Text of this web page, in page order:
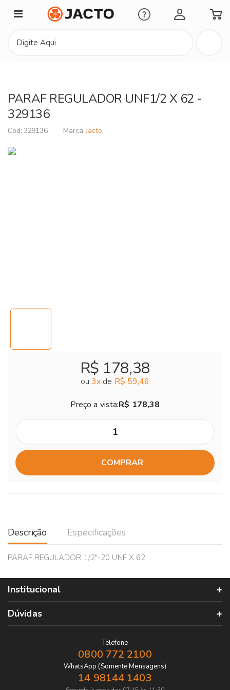
Minha Conta
PARAF REGULADOR UNF1/2 X 62 -
329136
329136 Jacto
R$ 178,38
ou 3x de R$ 59,46
Preço a vista:R$ 178,38
COMPRAR
Descrição Especificações
PARAF.REGULADOR 1/2"-20 UNF X 62
Institucional
Dúvidas
Telefone
0800 772 2100
WhatsApp (Somente Mensagens)
14 98144 1403